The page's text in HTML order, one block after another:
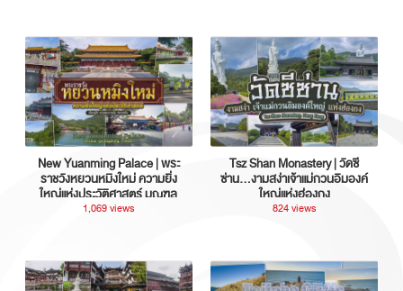
New Yuanming Palace | พระ
ราชวังหยวนหมิงใหม่ ความยิ่ง
ใหญ่แห่งประวัติศาสตร์ มณฑล
กวางตุ้ง ประเทศจีน
1,069 views
Tsz Shan Monastery | วัดซี
ซ่าน…งามสง่าเจ้าแม่กวนอิมองค์
ใหญ่แห่งฮ่องกง
824 views